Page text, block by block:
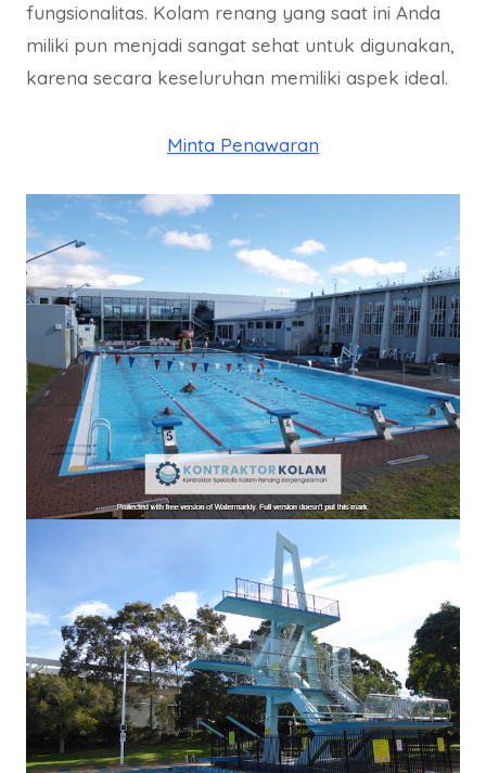
fungsionalitas. Kolam renang yang saat ini Anda
miliki pun menjadi sangat sehat untuk digunakan,
karena secara keseluruhan memiliki aspek ideal.
Minta Penawaran